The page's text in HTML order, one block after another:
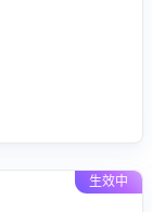
生效中